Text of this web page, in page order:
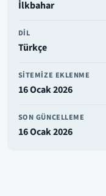
İlkbahar
DIL
Türkçe
SITEMIZE EKLENME
16 Ocak 2026
SON GÜNCELLEME
16 Ocak 2026